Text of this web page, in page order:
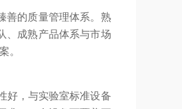
善的质量管理体系。熟
、成熟产品体系与市场
。
好，与实验室标准设备